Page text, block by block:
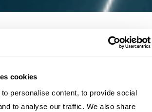
cookies
personalise content, to provide social
to analyse our traffic. We also share
Package"). In un panorama